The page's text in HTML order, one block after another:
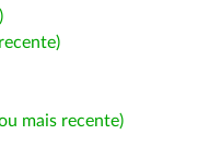
mais recente)